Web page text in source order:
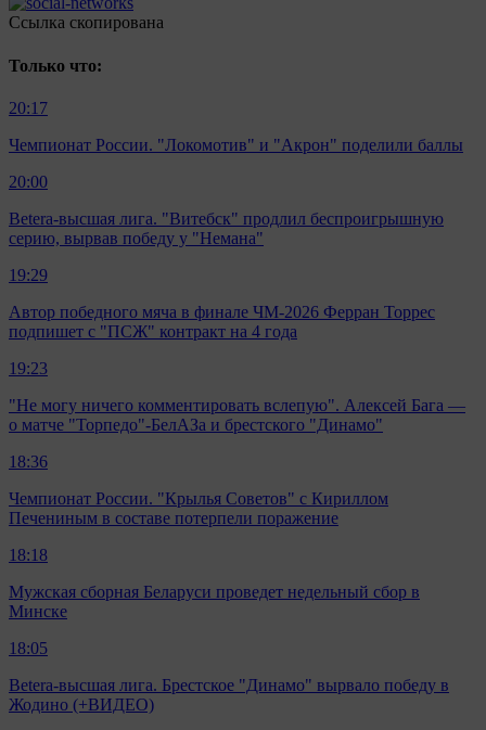
Ccылка скопирована
Только что:
20:17
Чемпионат России. "Локомотив" и "Акрон" поделили баллы
20:00
Betera-высшая лига. "Витебск" продлил беспроигрышную
серию, вырвав победу у "Немана"
19:29
Автор победного мяча в финале ЧМ-2026 Ферран Торрес
подпишет с "ПСЖ" контракт на 4 года
19:23
"Не могу ничего комментировать вслепую". Алексей Бага —
о матче "Торпедо"-БелАЗа и брестского "Динамо"
18:36
Чемпионат России. "Крылья Советов" с Кириллом
Печениным в составе потерпели поражение
18:18
Мужская сборная Беларуси проведет недельный сбор в
Минске
18:05
Betera-высшая лига. Брестское "Динамо" вырвало победу в
Жодино (+ВИДЕО)